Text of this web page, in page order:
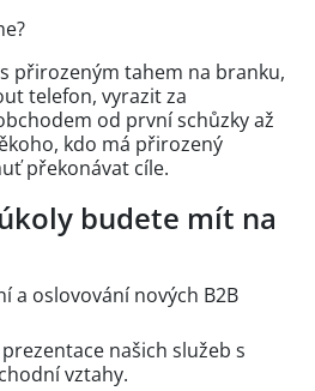
přirozeným tahem na branku,
telefon, vyrazit za
od první schůzky až
kdo má přirozený
překonávat cíle.
budete mít na
a oslovování nových B2B
našich služeb s
vztahy.